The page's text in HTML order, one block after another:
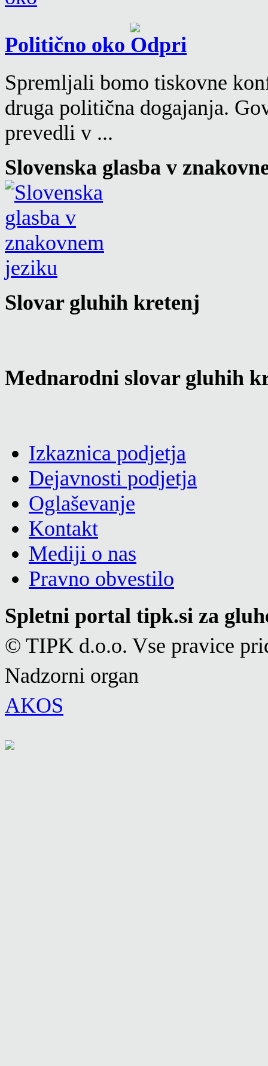
Politično oko
Spremljali bomo tiskovne
druga politična dogajanja.
prevedli v ...
Slovenska glasba v
Slovar gluhih kretenj
Mednarodni slovar gluhih
Izkaznica podjetja
Dejavnosti podjetja
Oglaševanje
Kontakt
Mediji o nas
Pravno obvestilo
Spletni portal tipk.si za
© TIPK d.o.o. Vse pravice
Nadzorni organ
AKOS